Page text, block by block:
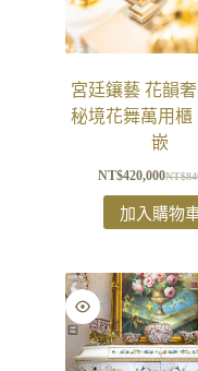
宮廷鑲藝 花韻奢
秘境花舞萬用櫃
嵌
NT$
NT$420,000
加入購物